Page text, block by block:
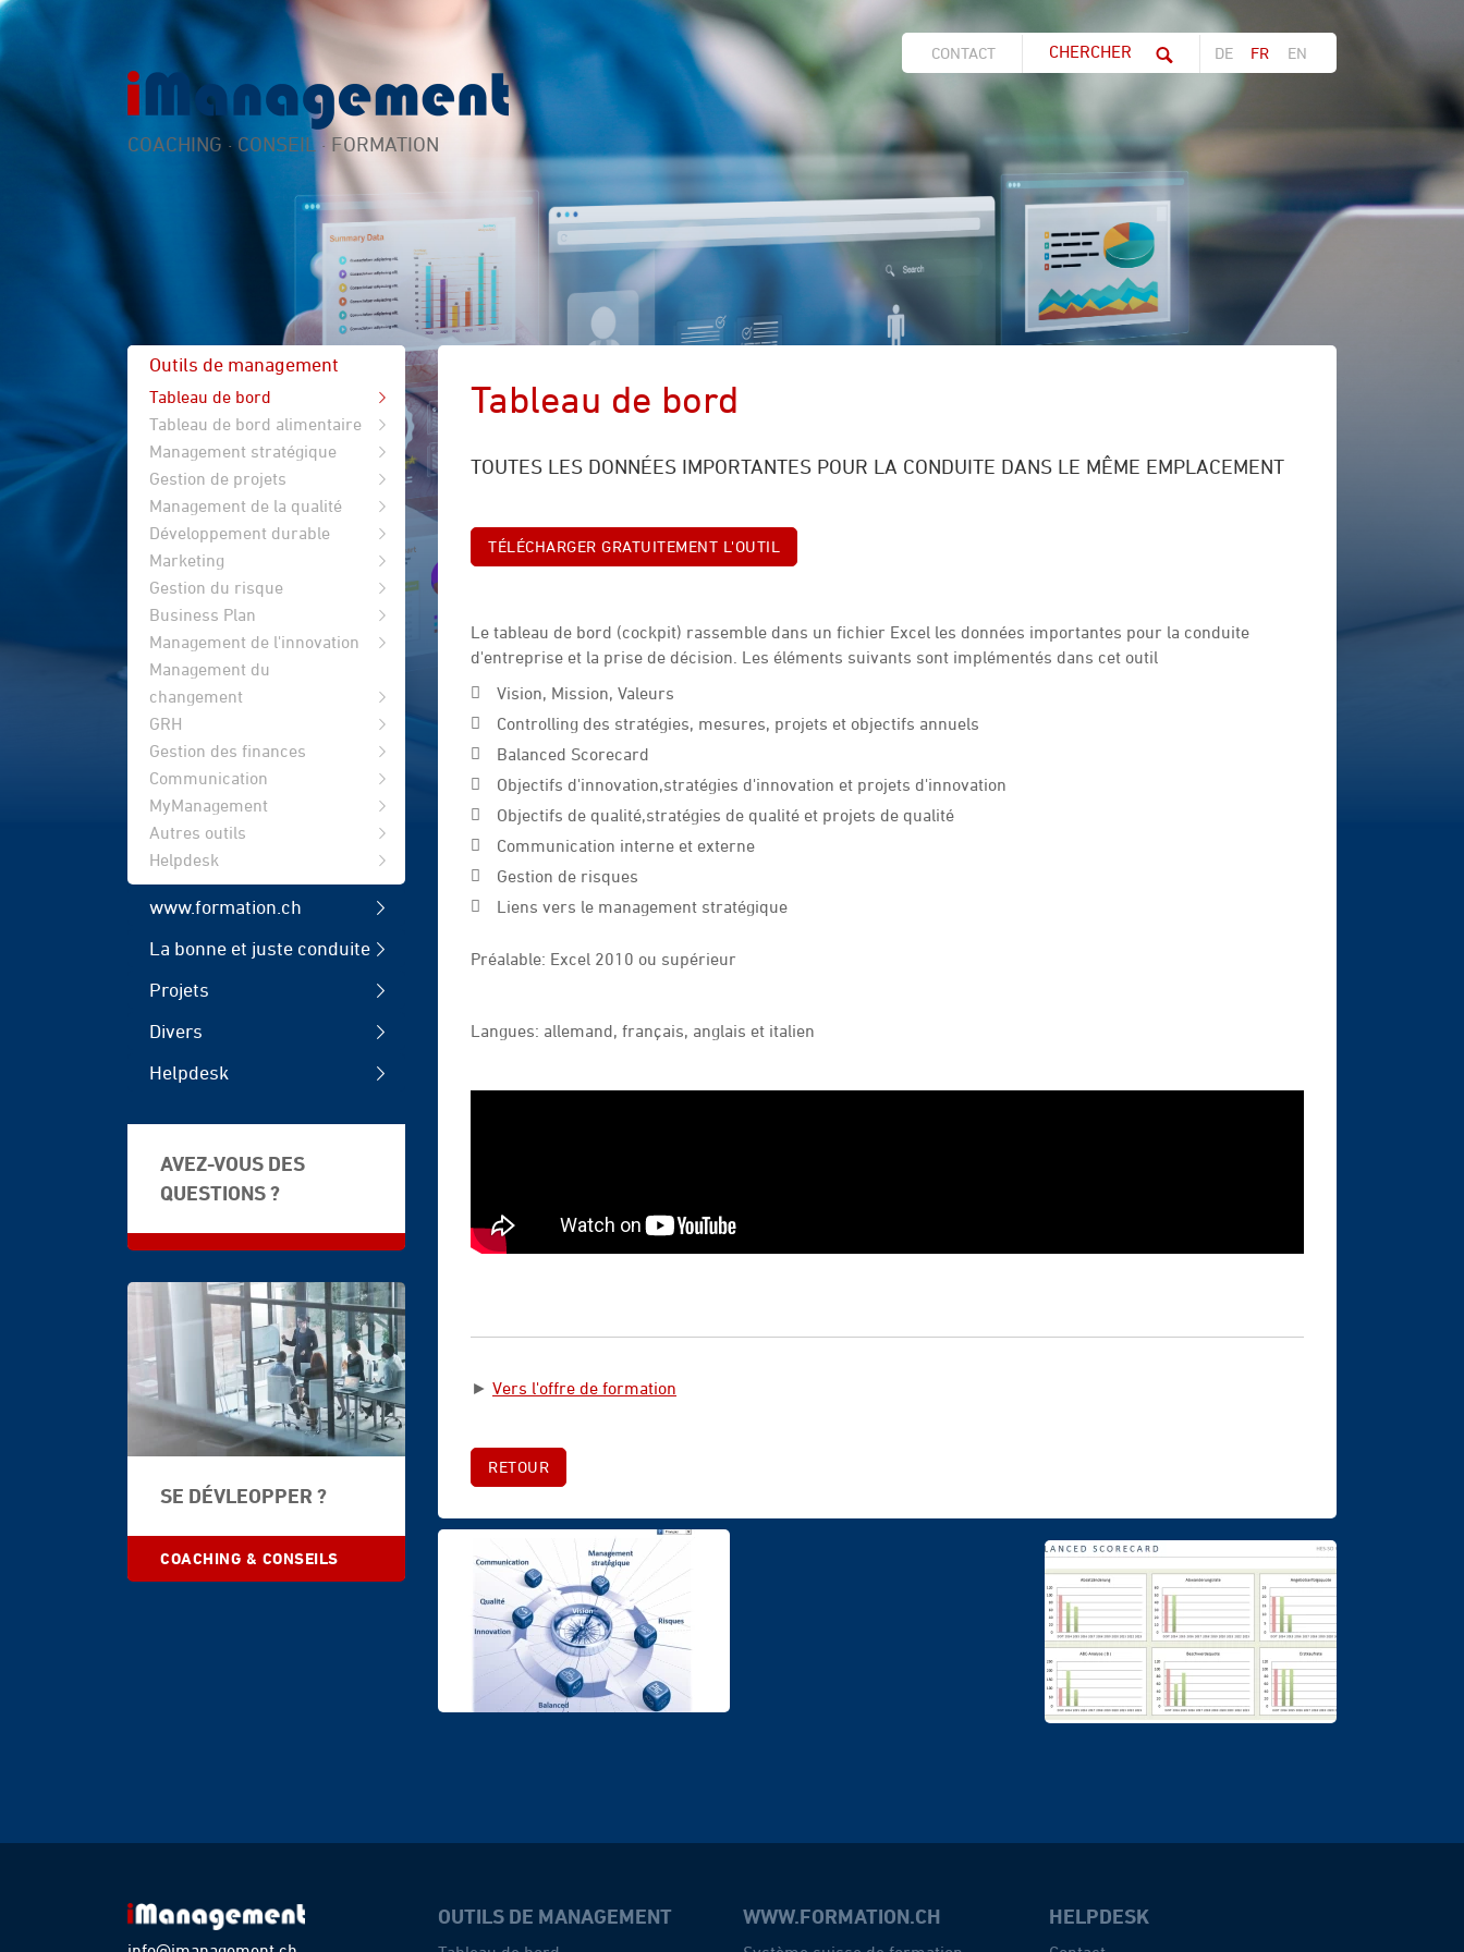
CONTACT Chaine de recherche (au moins 3 caractères)
DE FR EN
COACHING · CONSEIL · FORMATION
Outils de management
Tableau de bord
Tableau de bord alimentaire
Management stratégique
Gestion de projets
Management de la qualité
Développement durable
Marketing
Gestion du risque
Business Plan
Management de l'innovation
Management du
changement
GRH
Gestion des finances
Communication
MyManagement
Autres outils
Helpdesk
www.formation.ch
La bonne et juste conduite
Projets
Divers
Helpdesk
AVEZ-VOUS DES
QUESTIONS ?
PeopleImages.com
#1429960
SE DÉVLEOPPER ?
COACHING & CONSEILS
Tableau de bord
TOUTES LES DONNÉES IMPORTANTES POUR LA CONDUITE DANS LE MÊME EMPLACEMENT
TÉLÉCHARGER GRATUITEMENT L'OUTIL
Le tableau de bord (cockpit) rassemble dans un fichier Excel les données importantes pour la conduite
d'entreprise et la prise de décision. Les éléments suivants sont implémentés dans cet outil
Vision, Mission, Valeurs
Controlling des stratégies, mesures, projets et objectifs annuels
Balanced Scorecard
Objectifs d'innovation,stratégies d'innovation et projets d'innovation
Objectifs de qualité,stratégies de qualité et projets de qualité
Communication interne et externe
Gestion de risques
Liens vers le management stratégique
Préalable: Excel 2010 ou supérieur
Langues: allemand, français, anglais et italien
► Vers l'offre de formation
RETOUR
OUTILS DE MANAGEMENT WWW.FORMATION.CH HELPDESK